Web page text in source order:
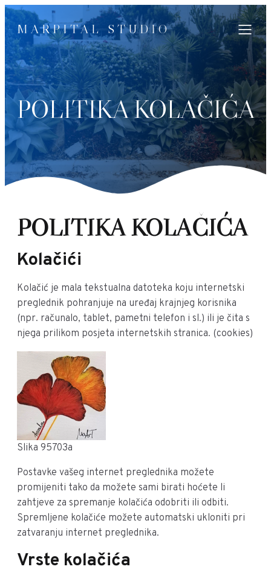
MARPITAL STUDIO
POLITIKA KOLAČIĆA
POLITIKA KOLAČIĆA
Kolačići
Kolačić je mala tekstualna datoteka koju internetski
preglednik pohranjuje na uređaj krajnjeg korisnika
(npr. računalo, tablet, pametni telefon i sl.) ili je čita s
njega prilikom posjeta internetskih stranica. (cookies)
Slika 95703a
Postavke vašeg internet preglednika možete
promijeniti tako da možete sami birati hoćete li
zahtjeve za spremanje kolačića odobriti ili odbiti.
Spremljene kolačiće možete automatski ukloniti pri
zatvaranju internet preglednika.
Vrste kolačića